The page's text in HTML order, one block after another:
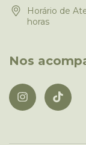
Horário de
horas
Nos